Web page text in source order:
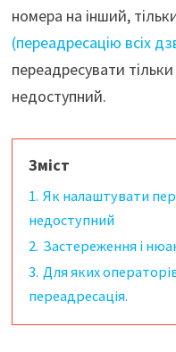
номера на інший,
(переадресацію всіх
переадресувати
недоступний.
Зміст
1. Як налаштувати
недоступний
2. Застереження і
3. Для яких
переадресація.